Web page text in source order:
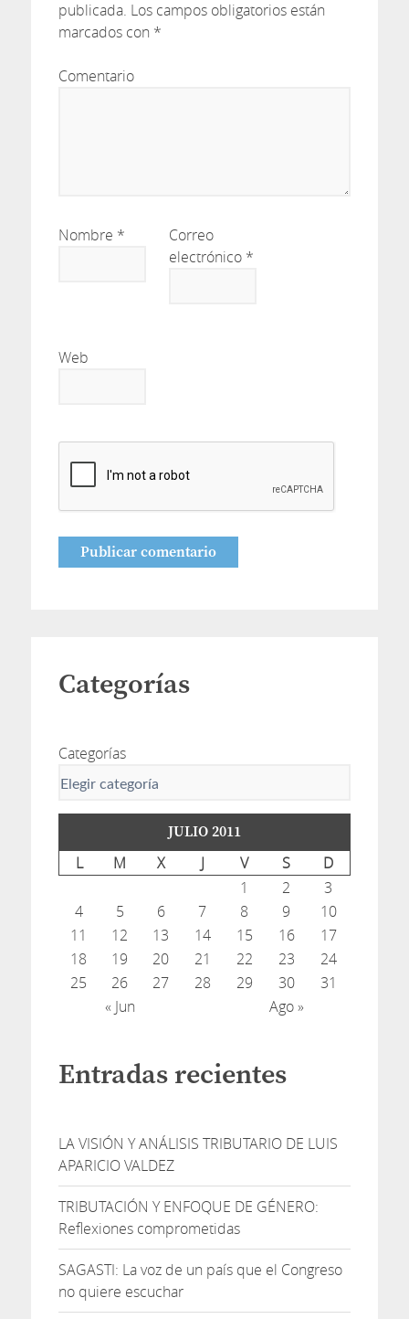
publicada. Los campos obligatorios están
marcados con *
Comentario
Nombre *
Correo
electrónico *
Web
Categorías
Categorías
JULIO 2011
L M X J V S D
« Jun Ago »
1 2
3
4
5 6 7 8 9
10
11
12 13 14 15 16
17
18
19 20 21 22 23
24
25
26 27 28 29 30 31
Entradas recientes
LA VISIÓN Y ANÁLISIS TRIBUTARIO DE LUIS
APARICIO VALDEZ
TRIBUTACIÓN Y ENFOQUE DE GÉNERO:
Reflexiones comprometidas
SAGASTI: La voz de un país que el Congreso
no quiere escuchar